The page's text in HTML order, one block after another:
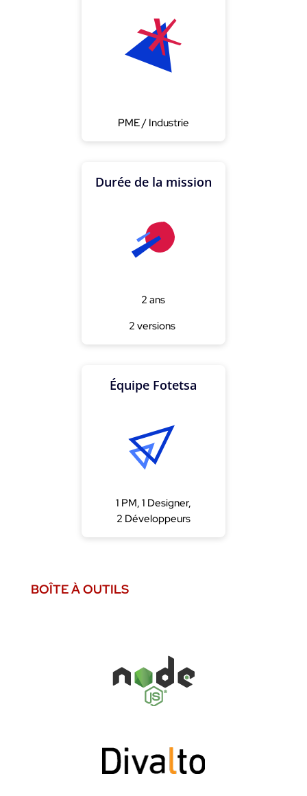
PME / Industrie
Durée de la mission
2 ans
2 versions
Équipe Fotetsa
1 PM, 1 Designer,
2 Développeurs
BOÎTE À OUTILS